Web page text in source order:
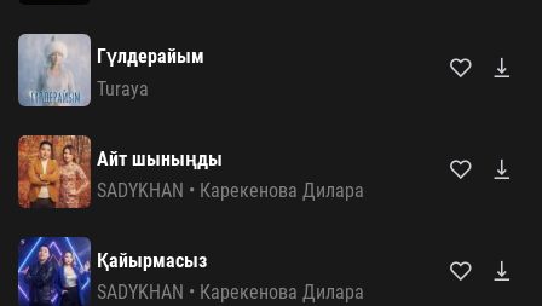
Гүлдерайым
Turaya
Айт шыныңды
SADYKHAN • Карекенова Дилара
Қайырмасыз
SADYKHAN • Карекенова Дилара